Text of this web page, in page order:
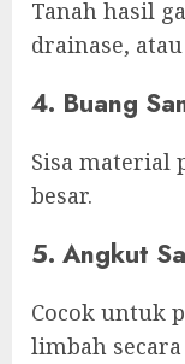
Tanah hasil
drainase,
4. Buang
Sisa material
besar.
5. Angkut
Cocok untuk
limbah